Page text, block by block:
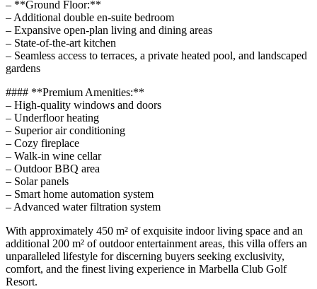
– **Ground Floor:**
– Additional double en-suite bedroom
– Expansive open-plan living and dining areas
– State-of-the-art kitchen
– Seamless access to terraces, a private heated pool, and landscaped
gardens
#### **Premium Amenities:**
– High-quality windows and doors
– Underfloor heating
– Superior air conditioning
– Cozy fireplace
– Walk-in wine cellar
– Outdoor BBQ area
– Solar panels
– Smart home automation system
– Advanced water filtration system
With approximately 450 m² of exquisite indoor living space and an
additional 200 m² of outdoor entertainment areas, this villa offers an
unparalleled ‌lifestyle ‌for ‌discerning ‌buyers ‌seeking exclusivity,
‌comfort, ‌and the ‌finest living ‌experience in Marbella ‌Club ‌Golf
‌Resort.